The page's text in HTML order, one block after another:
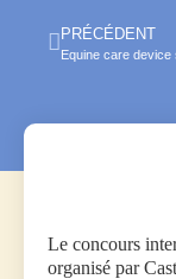
PRÉCÉDENT
Le concours
organisé par